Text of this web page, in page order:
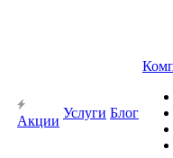
Акции
Услуги Блог